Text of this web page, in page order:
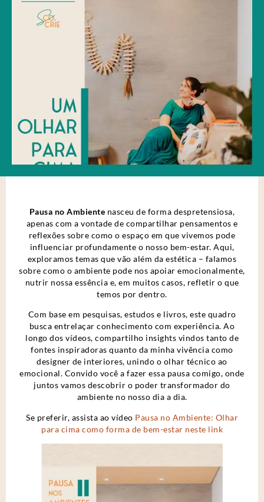
Pausa no Ambiente nasceu de forma despretensiosa,
apenas com a vontade de compartilhar pensamentos e
reflexões sobre como o espaço em que vivemos pode
influenciar profundamente o nosso bem-estar. Aqui,
exploramos temas que vão além da estética – falamos
sobre como o ambiente pode nos apoiar emocionalmente,
nutrir nossa essência e, em muitos casos, refletir o que
temos por dentro.
Com base em pesquisas, estudos e livros, este quadro
busca entrelaçar conhecimento com experiência. Ao
longo dos vídeos, compartilho insights vindos tanto de
fontes inspiradoras quanto da minha vivência como
designer de interiores, unindo o olhar técnico ao
emocional. Convido você a fazer essa pausa comigo, onde
juntos vamos descobrir o poder transformador do
ambiente no nosso dia a dia.
Se preferir, assista ao vídeo Pausa no Ambiente: Olhar
para cima como forma de bem-estar neste link